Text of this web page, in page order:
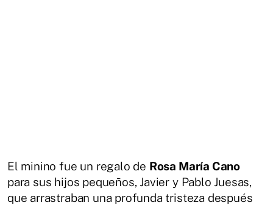
El minino fue un regalo de Rosa María Cano
para sus hijos pequeños, Javier y Pablo Juesas,
que arrastraban una profunda tristeza después